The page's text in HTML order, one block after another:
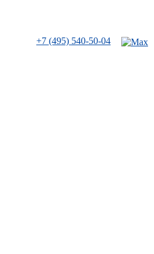
+7 (495) 540-50-04